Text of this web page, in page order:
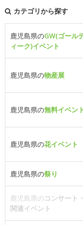
カテゴリから探す
鹿児島県のGW(ゴール
ィーク)イベント
鹿児島県の物産展
鹿児島県の無料イベント
鹿児島県の花イベント
鹿児島県の祭り
鹿児島県のコンサート
関連イベント